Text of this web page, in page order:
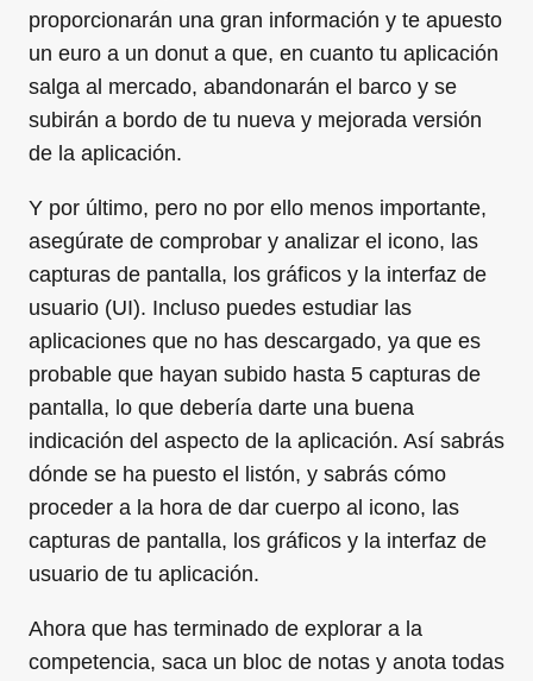
proporcionarán una gran información y te apuesto
un euro a un donut a que, en cuanto tu aplicación
salga al mercado, abandonarán el barco y se
subirán a bordo de tu nueva y mejorada versión
de la aplicación.
Y por último, pero no por ello menos importante,
asegúrate de comprobar y analizar el icono, las
capturas de pantalla, los gráficos y la interfaz de
usuario (UI). Incluso puedes estudiar las
aplicaciones que no has descargado, ya que es
probable que hayan subido hasta 5 capturas de
pantalla, lo que debería darte una buena
indicación del aspecto de la aplicación. Así sabrás
dónde se ha puesto el listón, y sabrás cómo
proceder a la hora de dar cuerpo al icono, las
capturas de pantalla, los gráficos y la interfaz de
usuario de tu aplicación.
Ahora que has terminado de explorar a la
competencia, saca un bloc de notas y anota todas